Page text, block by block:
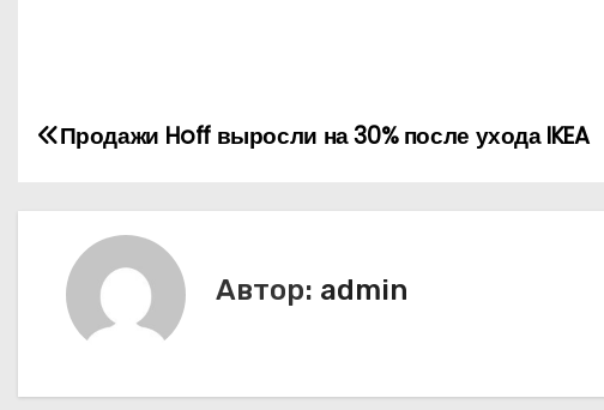
НПродажи Hoff выросли на 30% после ухода IKEA
Автор: admin